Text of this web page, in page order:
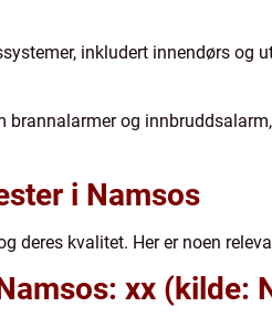
inkludert innendørs og
brannalarmer og
i Namsos
deres kvalitet. Her er noen
xx (kilde: